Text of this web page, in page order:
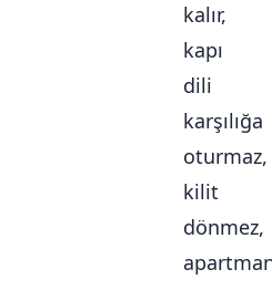
kalır,
kapı
dili
karşılığa
oturmaz,
kilit
dönmez,